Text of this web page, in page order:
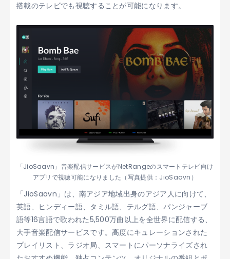
搭載のテレビでも視聴することが可能になります。
「JioSaavn」音楽配信サービスがNetRangeのスマートテレビ向け
アプリで視聴可能になりました（写真提供：JioSaavn）
「JioSaavn」は、南アジア地域出身のアジア人に向けて、
英語、ヒンディー語、タミル語、テルグ語、パンジャーブ
語等16言語で歌われた5,500万曲以上を全世界に配信する、
大手音楽配信サービスです。高度にキュレーションされた
プレイリスト、ラジオ局、スマートにパーソナライズされ